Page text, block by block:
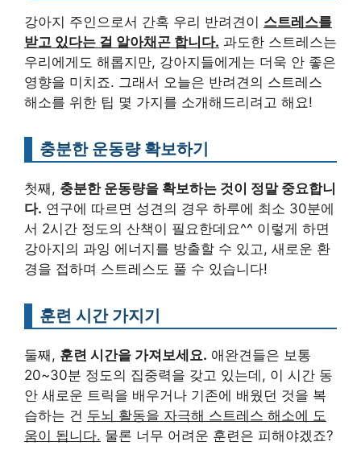
강아지 주인으로서 간혹 우리 반려견이 스트레스를
받고 있다는 걸 알아채곤 합니다. 과도한 스트레스는
우리에게도 해롭지만, 강아지들에게는 더욱 안 좋은
영향을 미치죠. 그래서 오늘은 반려견의 스트레스
해소를 위한 팁 몇 가지를 소개해드리려고 해요!
충분한 운동량 확보하기
첫째, 충분한 운동량을 확보하는 것이 정말 중요합니
다. 연구에 따르면 성견의 경우 하루에 최소 30분에
서 2시간 정도의 산책이 필요한데요^^ 이렇게 하면
강아지의 과잉 에너지를 방출할 수 있고, 새로운 환
경을 접하며 스트레스도 풀 수 있습니다!
훈련 시간 가지기
둘째, 훈련 시간을 가져보세요. 애완견들은 보통
20~30분 정도의 집중력을 갖고 있는데, 이 시간 동
안 새로운 트릭을 배우거나 기존에 배웠던 것을 복
습하는 건 두뇌 활동을 자극해 스트레스 해소에 도
움이 됩니다. 물론 너무 어려운 훈련은 피해야겠죠?